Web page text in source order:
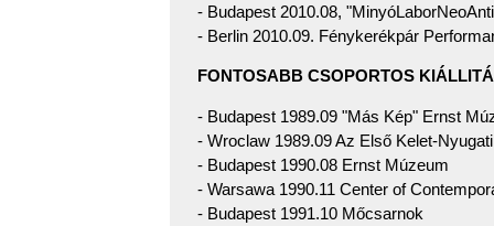
- Budapest 2010.08,
- Berlin 2010.09. Fénykerékpár
FONTOSABB CSOPORTOS
- Budapest 1989.09 "Más Kép" Ernst
- Wroclaw 1989.09 Az Első Kelet-
- Budapest 1990.08 Ernst Múzeum
- Warsawa 1990.11 Center of
- Budapest 1991.10 Mőcsarnok